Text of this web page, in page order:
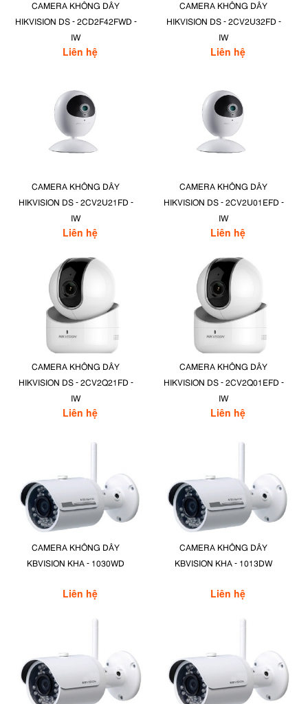
CAMERA KHÔNG DÂY
HIKVISION DS - 2CD2F42FWD -
IW
Liên hệ
CAMERA KHÔNG DÂY
HIKVISION DS - 2CV2U32FD -
IW
Liên hệ
CAMERA KHÔNG DÂY
HIKVISION DS - 2CV2U21FD -
IW
Liên hệ
CAMERA KHÔNG DÂY
HIKVISION DS - 2CV2U01EFD -
IW
Liên hệ
CAMERA KHÔNG DÂY
HIKVISION DS - 2CV2Q21FD -
IW
Liên hệ
CAMERA KHÔNG DÂY
HIKVISION DS - 2CV2Q01EFD -
IW
Liên hệ
CAMERA KHÔNG DÂY
KBVISION KHA - 1030WD
Liên hệ
CAMERA KHÔNG DÂY
KBVISION KHA - 1013DW
Liên hệ